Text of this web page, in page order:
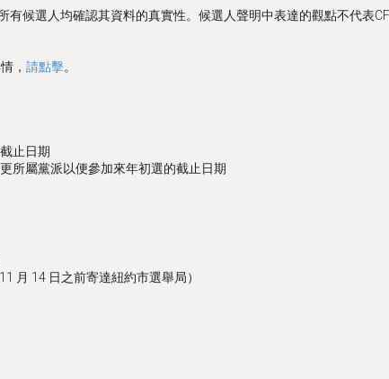
候選人均確認其資料的真實性。候選人聲明中表達的觀點不代表
， 請點擊。
止日期
所屬黨派以便參加來年初選的截止日期
月 14 日之前寄達紐約市選舉局）